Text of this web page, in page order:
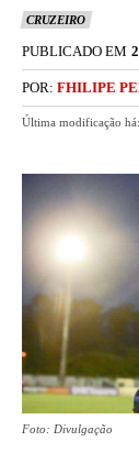
CRUZEIRO
PUBLICADO EM
POR: FHILIPE
Última modificação há:
Foto: Divulgação